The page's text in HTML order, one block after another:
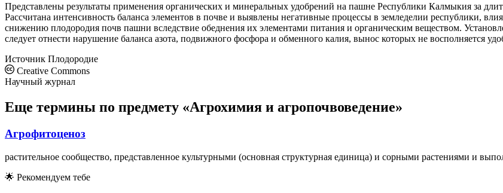
Представлены результаты применения органических и минеральных удобрений на пашне Республики Калмыкия за
Рассчитана интенсивность баланса элементов в почве и выявлены негативные процессы в земледелии республики,
снижению плодородия почв пашни вследствие обеднения их элементами питания и органическим веществом.
следует отнести нарушение баланса азота, подвижного фосфора и обменного калия, вынос которых не восполняется
Источник Плодородие
Creative Commons
Научный журнал
Еще термины по предмету «Агрохимия и агропочвоведение»
Агрофитоценоз
растительное сообщество, представленное культурными (основная структурная единица) и сорными растениями и
🌟 Рекомендуем тебе